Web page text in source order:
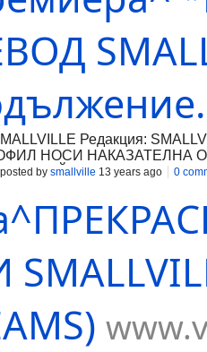
Редакция:
НОСИ НАКАЗАТЕЛНА
САЙТА!!!! SMALLVILLE
posted by smallville 13 years ago 0